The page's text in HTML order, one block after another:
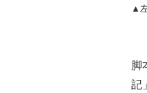
▲
脚
記